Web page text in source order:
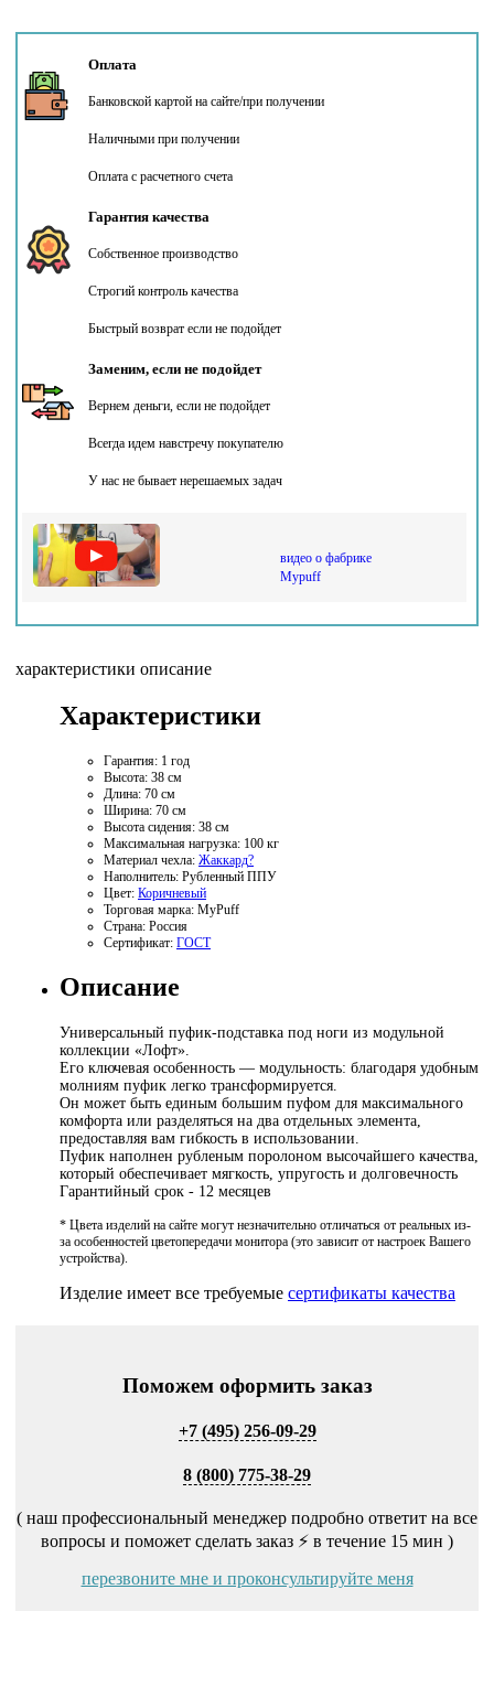
Оплата
Банковской картой на сайте/при получении
Наличными при получении
Оплата с расчетного счета
Гарантия качества
Собственное производство
Строгий контроль качества
Быстрый возврат если не подойдет
Заменим, если не подойдет
Вернем деньги, если не подойдет
Всегда идем навстречу покупателю
У нас не бывает нерешаемых задач
видео о фабрике
Mypuff
характеристики описание
Характеристики
Гарантия: 1 год
Высота: 38 см
Длина: 70 см
Ширина: 70 см
Высота сидения: 38 см
Максимальная нагрузка: 100 кг
Материал чехла: Жаккард?
Наполнитель: Рубленный ППУ
Цвет: Коричневый
Торговая марка: MyPuff
Страна: Россия
Сертификат: ГОСТ
Описание
Универсальный пуфик-подставка под ноги из модульной
коллекции «Лофт».
Его ключевая особенность — модульность: благодаря удобным
молниям пуфик легко трансформируется.
Он может быть единым большим пуфом для максимального
комфорта или разделяться на два отдельных элемента,
предоставляя вам гибкость в использовании.
Пуфик наполнен рубленым поролоном высочайшего качества,
который обеспечивает мягкость, упругость и долговечность
Гарантийный срок - 12 месяцев
* Цвета изделий на сайте могут незначительно отличаться от реальных из-
за особенностей цветопередачи монитора (это зависит от настроек Вашего
устройства).
Изделие имеет все требуемые сертификаты качества
Поможем оформить заказ
+7 (495) 256-09-29
8 (800) 775-38-29
( наш профессиональный менеджер подробно ответит на все
вопросы и поможет сделать заказ ⚡ в течение 15 мин )
перезвоните мне и проконсультируйте меня